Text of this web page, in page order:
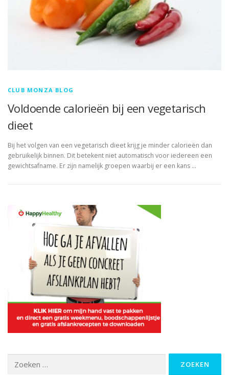
CLUB MONZA BLOG
Voldoende calorieën bij een vegetarisch
dieet
Bij het volgen van een vegetarisch dieet krijg je minder calorieën dan
gebruikelijk binnen. Dit betekent niet automatisch voor iedereen een
gewichtsafname. Er zijn namelijk groepen waarbij er een kans …
naar: